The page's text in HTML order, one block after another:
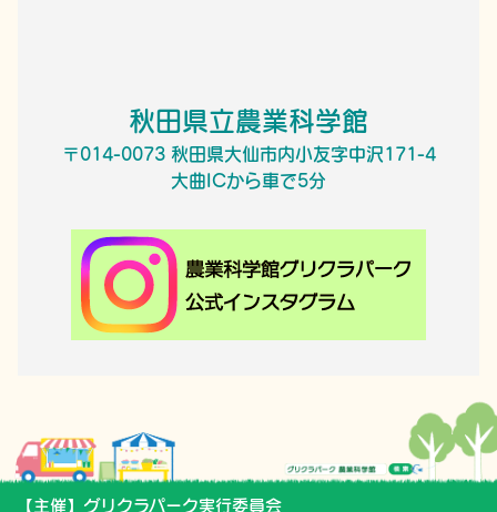
秋田県立農業科学館
〒014-0073 秋田県大仙市内小友字中沢171-4
大曲ICから車で5分
【主催】グリクラパーク実行委員会